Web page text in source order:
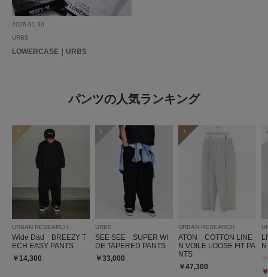
2026.01.30
URBS
LOWERCASE｜URBS
パンツの人気ランキング
1
URBAN RESEARCH
Wide Dad BREEZY T
ECH EASY PANTS
￥14,300
2
URBS
SEE SEE SUPER WI
DE TAPERED PANTS
￥33,000
3
URBAN RESEARCH
ATON COTTON LINE
N VOILE LOOSE FIT PA
NTS
￥47,300